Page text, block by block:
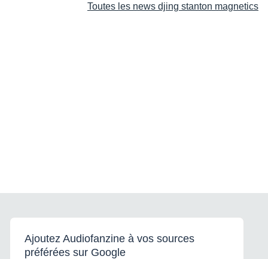
Toutes les news djing stanton magnetics
Ajoutez Audiofanzine à vos sources
préférées sur Google